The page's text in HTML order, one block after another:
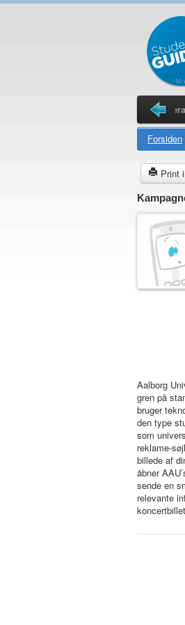
Forsiden
Print
Aalborg
gren på
bruger
den type
som
reklame-
billede af
åbner
sende en
relevante